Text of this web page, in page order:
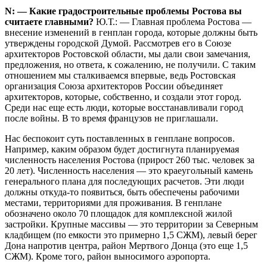
N: — Какие градостроительные проблемы Ростова вы
считаете главными? Ю.Т.: — Главная проблема Ростова —
внесение изменений в генплан города, которые должны быть
утверждены городской Думой. Рассмотрев его в Союзе
архитекторов Ростовской области, мы дали свои замечания,
предложения, но ответа, к сожалению, не получили. С таким
отношением мы сталкиваемся впервые, ведь Ростовская
организация Союза архитекторов России объединяет
архитекторов, которые, собственно, и создали этот город.
Среди нас еще есть люди, которые восстанавливали город
после войны. В то время французов не приглашали.
Нас беспокоит суть поставленных в генплане вопросов.
Например, каким образом будет достигнута планируемая
численность населения Ростова (прирост 260 тыс. человек за
20 лет). Численность населения — это краеугольный камень
генерального плана для последующих расчетов. Эти люди
должны откуда-то появиться, быть обеспечены рабочими
местами, территориями для проживания. В генплане
обозначено около 70 площадок для комплексной жилой
застройки. Крупные массивы — это территории за Северным
кладбищем (по емкости это примерно 1,5 СЖМ), левый берег
Дона напротив центра, район Мертвого Донца (это еще 1,5
СЖМ). Кроме того, район выносимого аэропорта.